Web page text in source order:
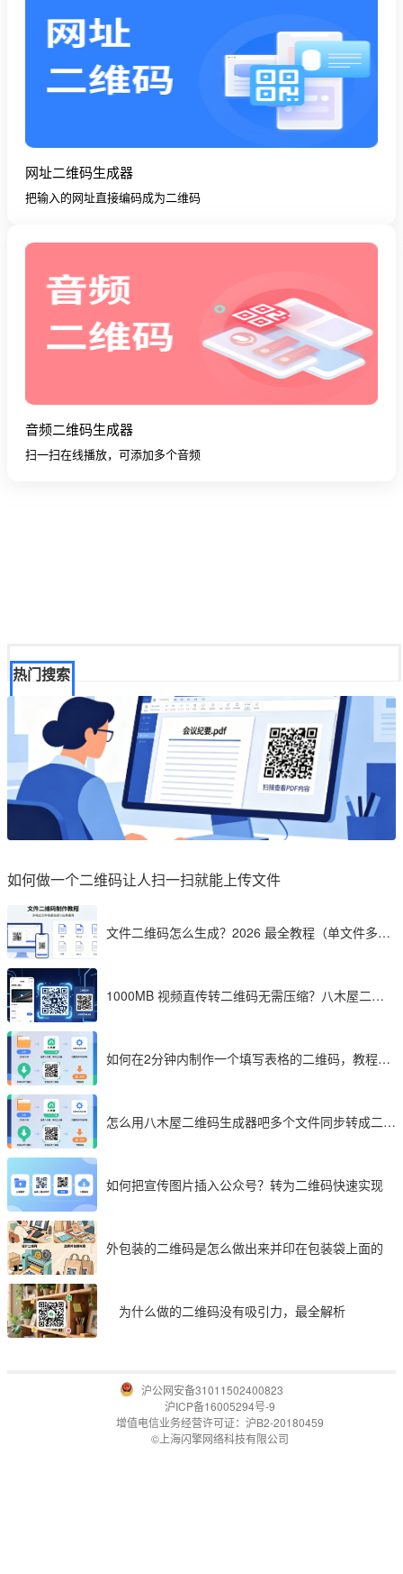
网址二维码生成器
把输入的网址直接编码成为二维码
音频二维码生成器
扫一扫在线播放，可添加多个音频
热门搜索
如何做一个二维码让人扫一扫就能上传文件
文件二维码怎么生成？2026 最全教程（单文件多文
1000MB 视频直传转二维码无需压缩？八木屋二维
如何在2分钟内制作一个填写表格的二维码，教程分
怎么用八木屋二维码生成器吧多个文件同步转成二维
如何把宣传图片插入公众号？转为二维码快速实现
外包装的二维码是怎么做出来并印在包装袋上面的
为什么做的二维码没有吸引力，最全解析
沪公网安备31011502400823
沪ICP备16005294号-9
增值电信业务经营许可证：沪B2-20180459
©上海闪擎网络科技有限公司